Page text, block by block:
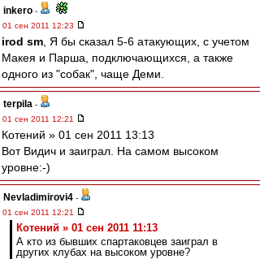
inkero -
01 сен 2011 12:23
irod sm , Я бы сказал 5-6 атакующих, с учетом
Макея и Парша, подключающихся, а также
одного из "собак", чаще Деми.
terpila -
01 сен 2011 12:21
Котений » 01 сен 2011 13:13
Вот Видич и заиграл. На самом высоком
уровне:-)
Nevladimirovi4 -
01 сен 2011 12:21
Котений » 01 сен 2011 11:13
А кто из бывших спартаковцев заиграл в
других клубах на высоком уровне?